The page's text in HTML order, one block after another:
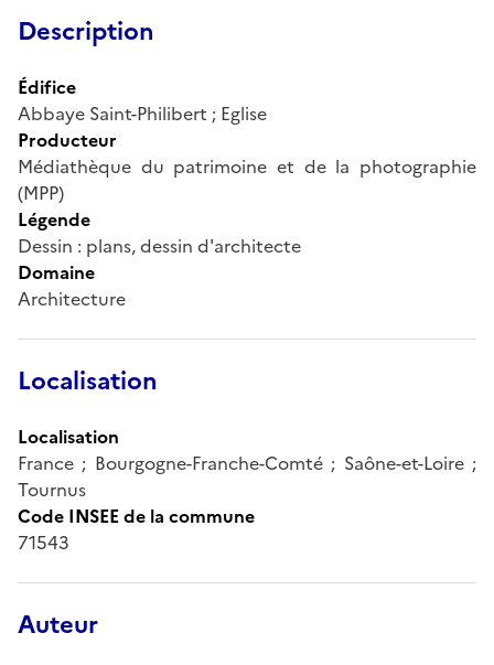
Description
Édifice
Abbaye Saint-Philibert ; Eglise
Producteur
Médiathèque du patrimoine et de la photographie
(MPP)
Légende
Dessin : plans, dessin d'architecte
Domaine
Architecture
Localisation
Localisation
France ; Bourgogne-Franche-Comté ; Saône-et-Loire ;
Tournus
Code INSEE de la commune
71543
Auteur